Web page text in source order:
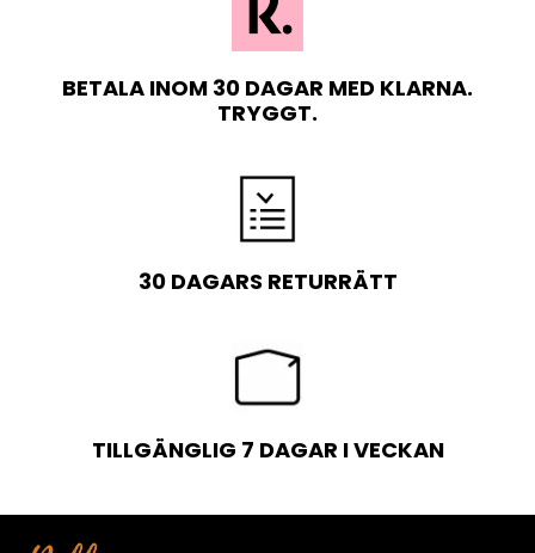
BETALA INOM 30 DAGAR MED KLARNA.
TRYGGT.
30 DAGARS RETURRÄTT
TILLGÄNGLIG 7 DAGAR I VECKAN